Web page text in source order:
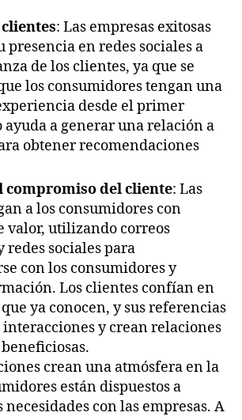
: Las empresas exitosas
presencia en redes sociales a
de los clientes, ya que se
los consumidores tengan una
desde el primer
ayuda a generar una relación a
obtener recomendaciones
compromiso del cliente: Las
a los consumidores con
valor, utilizando correos
redes sociales para
con los consumidores y
Los clientes confían en
ya conocen, y sus referencias
y crean relaciones
crean una atmósfera en la
están dispuestos a
con las empresas. A